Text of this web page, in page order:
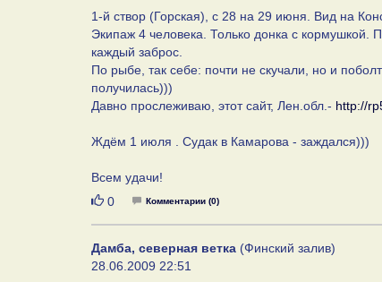
1-й створ (Горская), с 28 на 29 июня. Вид на
Экипаж 4 человека. Только донка с
каждый заброс.
По рыбе, так себе: почти не скучали, но и
получилась)))
Давно прослеживаю, этот сайт, Лен.обл.- http://
Ждём 1 июля . Судак в Камарова - заждался)))
Всем удачи!
Нравится
0 Комментарии (0)
Дамба, северная ветка (Финский залив)
28.06.2009 22:51